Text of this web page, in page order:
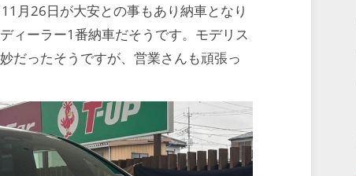
月26日が大安との事もあり納車となり
ィーラー1番納車だそうです。モデリス
だったそうですが、営業さんも頑張っ